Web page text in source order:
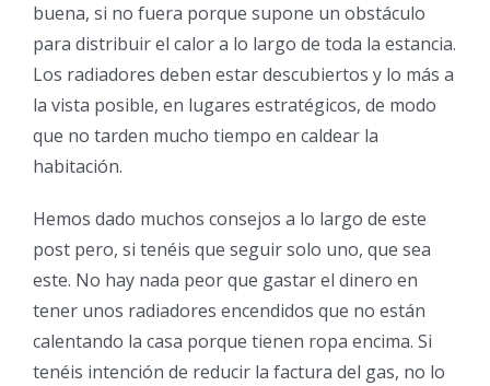
buena, si no fuera porque supone un obstáculo
para distribuir el calor a lo largo de toda la estancia.
Los radiadores deben estar descubiertos y lo más a
la vista posible, en lugares estratégicos, de modo
que no tarden mucho tiempo en caldear la
habitación.
Hemos dado muchos consejos a lo largo de este
post pero, si tenéis que seguir solo uno, que sea
este. No hay nada peor que gastar el dinero en
tener unos radiadores encendidos que no están
calentando la casa porque tienen ropa encima. Si
tenéis intención de reducir la factura del gas, no lo